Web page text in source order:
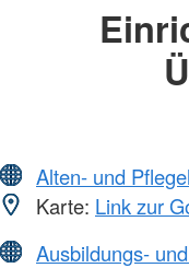
Alten- und
Karte: Link zur
Ausbildungs-